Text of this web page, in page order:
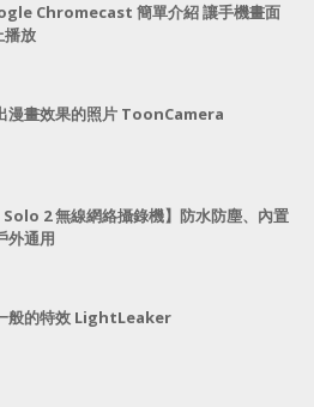
Chromecast 簡單介紹 讓手機畫面
播放
漫畫效果的照片 ToonCamera
Solo 2 無線網絡攝錄機】防水防塵、內置
外通用
般的特效 LightLeaker